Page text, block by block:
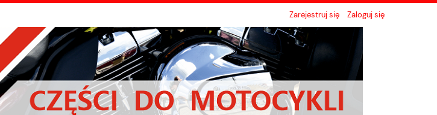
Zarejestruj się Zaloguj się